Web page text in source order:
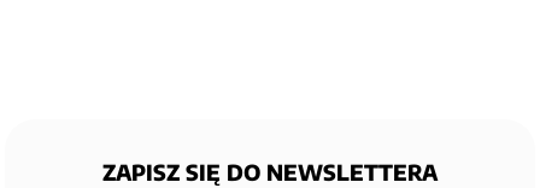
ZAPISZ SIĘ DO NEWSLETTERA